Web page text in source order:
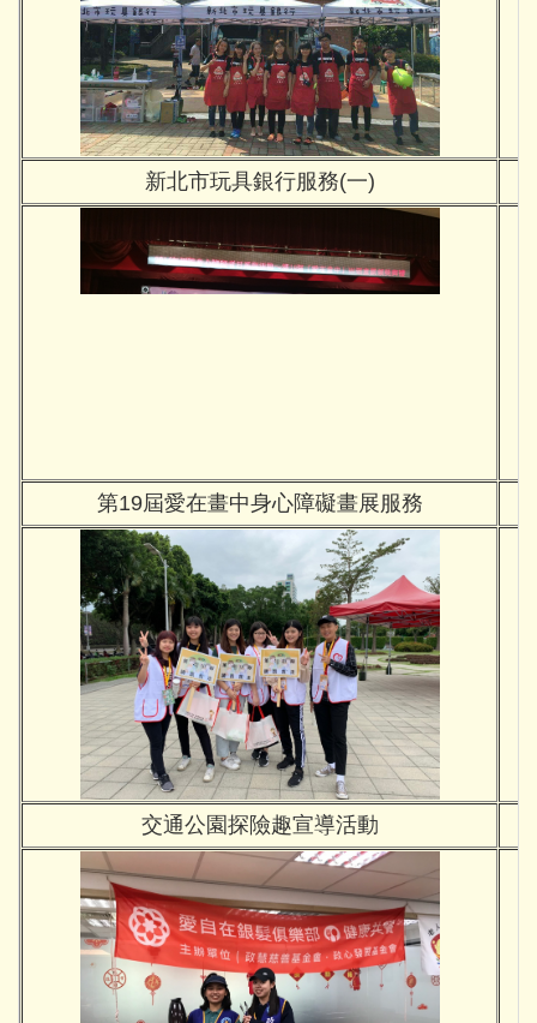
新北市玩具銀行服務(一)
第19屆愛在畫中身心障礙畫展服務
交通公園探險趣宣導活動